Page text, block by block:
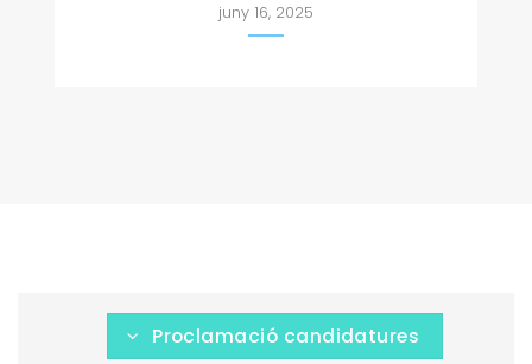
juny 16, 2025
Proclamació candidatures